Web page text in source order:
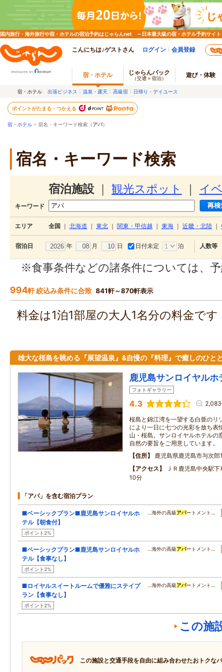
国内旅行・海外旅行や宿・ホテルの宿泊予約はじゃらんnet ～日本最大級の宿・ホテル予約サイト
こんにちは♪ゲストさん ログイン 会員登録
宿・ホテル じゃらんパック
（交通＋宿泊） 遊び・体験
宿・ホテル 出張ビジネス 温泉・露天 高級宿 日帰り・デイユース
ポイントがたまる・つかえる
宿・ホテル > 宿名・キーワード検索（アパ）
宿名・キーワード検索
宿泊施設 観光スポット イ
キーワード
エリア 全国 北海道 東北 関東・甲信越 東海 近畿・北陸
宿泊日 年 月 日 日付未定 泊 人数等
※食事条件などの諸条件については、
994軒 絞込み条件に合致 841軒～870軒表示
料金は1泊1部屋の大人1名分の料金で
雄大な桜島を眺める『展望温泉』&自慢の『料理』で癒しのひと
鹿児島サンロイヤルホ
フォトギャラリー
4.3
桜島と錦江湾を一望する白亜のリ
により一日に七つの光彩を放ち表
山・桜島。サンロイヤルホテルの
自然の要旨をご用意しています。
住所
鹿児島県鹿児島市与次
アクセス
ＪＲ鹿児島中央駅
10分
「アパ」を含む宿泊プラン
■ベーシックプラン■鹿児島サンロイヤルホ
テル【朝食付】
ポイント2%
…海外の高級アパートメント…
■ベーシックプラン■鹿児島サンロイヤルホ
テル【食事なし】
ポイント2%
…海外の高級アパートメント…
■ロイヤルスイートルームで優雅にステイプ
ラン【食事なし】
ポイント2%
…海外の高級アパートメント…
この施
この施設と交通手段を自由に組み合わせたおトクな